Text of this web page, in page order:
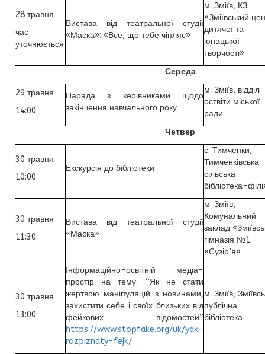
28 травня
час
уточнюється
Вистава від театральної студії
«Маска»: «Все, що тебе чіпляє»
м. Зміїв, КЗ
«Зміївський
дитячої та
юнацької
творчості»
Середа
29 травня
14:00
Нарада з керівниками щодо
закінчення навчального року
м. Зміїв, відділ
оствіти міської
ради
Четвер
30 травня
10:00
Екскурсія до бібліотеки
с. Тимченки,
Тимченківська
сільська
бібліотека-
30 травня
11:30
Вистава від театральної студії
«Маска»
м. Зміїв,
Комунальний
заклад
гімназія №1
«Сузір’я»
30 травня
13:00
Інформаційно-освітній медіа-
простір на тему: “Як не стати
жертвою маніпуляцій з новинами,
захистити себе і своїх близьких від
фейкових відомостей”
https://www.stopfake.org/uk/yak-
rozpiznaty-fejk/
м. Зміїв,
публічна
бібліотека